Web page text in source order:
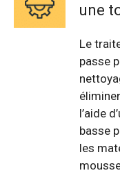
une
Le
passe
l’aide
basse
les